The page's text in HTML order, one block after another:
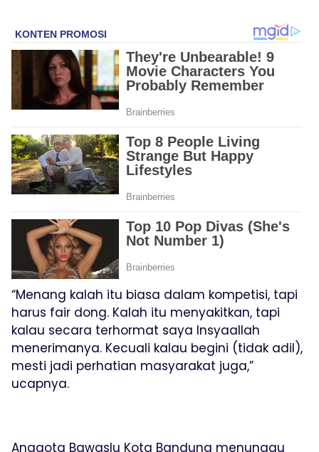
“Menang kalah itu biasa dalam kompetisi, tapi
harus fair dong. Kalah itu menyakitkan, tapi
kalau secara terhormat saya Insyaallah
menerimanya. Kecuali kalau begini (tidak adil),
mesti jadi perhatian masyarakat juga,”
ucapnya.
Anggota Bawaslu Kota Bandung menunggu